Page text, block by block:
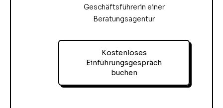
Geschäftsführerin einer
Beratungsagentur
Kostenloses
Einführungsgespräch
buchen